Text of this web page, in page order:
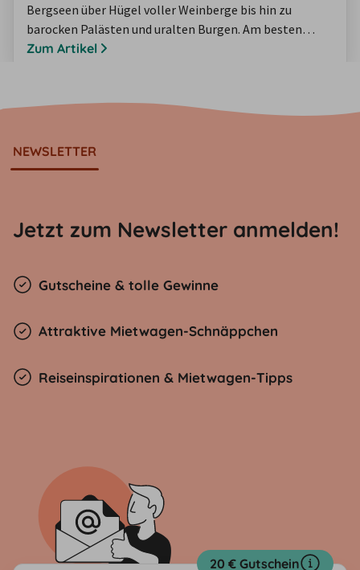
Bergseen über Hügel voller Weinberge bis hin zu
barocken Palästen und uralten Burgen. Am besten
erkundet man Slowenien mit dem Mietwagen, um so
Weg, die nicht in jedem Reiseführer stehen - inklusive
Zum Artikel
NEWSLETTER
Jetzt zum Newsletter anmelden!
Gutscheine & tolle Gewinne
Attraktive Mietwagen-Schnäppchen
Reiseinspirationen & Mietwagen-Tipps
20 € Gutschein